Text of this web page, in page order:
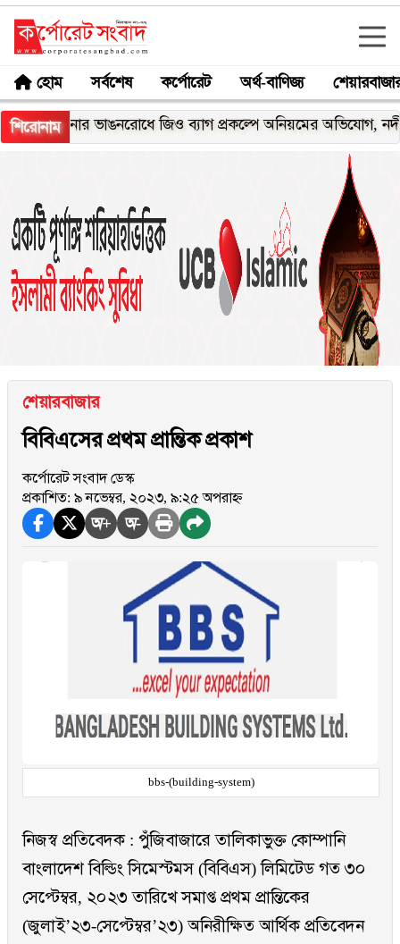
হোম সর্বশেষ কর্পোরেট অর্থ-বাণিজ্য
শিরোনামভাঙনরোধে জিও ব্যাগ প্রকল্পে অনিয়মের অভিযোগ, নদীরকূলে
শেয়ারবাজার
বিবিএসের প্রথম প্রান্তিক প্রকাশ
কর্পোরেট সংবাদ ডেস্ক
প্রকাশিত: ৯ নভেম্বর, ২০২৩, ৯:২৫ অপরাহ্ন
অ+ অ-
bbs-(building-system)
নিজস্ব প্রতিবেদক : পুঁজিবাজারে তালিকাভুক্ত কোম্পানি
বাংলাদেশ বিল্ডিং সিমেস্টমস (বিবিএস) লিমিটেড গত ৩০
সেপ্টেম্বর, ২০২৩ তারিখে সমাপ্ত প্রথম প্রান্তিকের
(জুলাই’২৩-সেপ্টেম্বর’২৩) অনিরীক্ষিত আর্থিক প্রতিবেদন